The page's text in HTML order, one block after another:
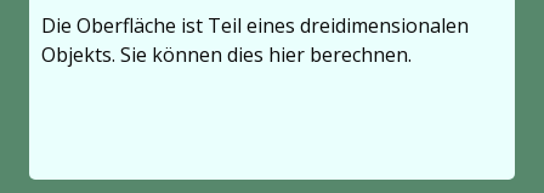
Die Oberfläche ist Teil eines dreidimensionalen
Objekts. Sie können dies hier berechnen.